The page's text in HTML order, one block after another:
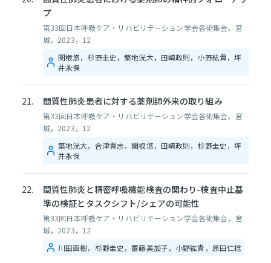
プ
第33回日本呼吸ケア・リハビリテーション学会各術集会，宮
城，2023，12
関根悠，杉野圭史，築地洸大，田崎政則，小野紘貴，坪
井永保
間質性肺炎患者に対する薬剤師外来の取り組み
第33回日本呼吸ケア・リハビリテーション学会各術集会，宮
城，2023，12
築地洸大，合津貴志，関根悠，田崎政則，杉野圭史，坪
井永保
間質性肺炎と精密呼吸機能検査の関わり-検査中止基
準の検証とタスクシフト/シェアの可能性
第33回日本呼吸ケア・リハビリテーション学会各術集会，宮
城，2023，12
川田直樹，杉野圭史，齋藤美加子，小野紘貴，原田仁稔